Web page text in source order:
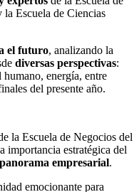
Escuela de Ciencias
el futuro, analizando la
diversas perspectivas:
energía, entre
del presente año.
la Escuela de Negocios del
importancia estratégica del
empresarial.
emocionante para